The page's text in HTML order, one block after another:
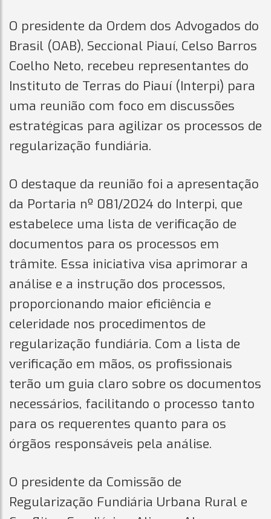
O presidente da Ordem dos Advogados do
Brasil (OAB), Seccional Piauí, Celso Barros
Coelho Neto, recebeu representantes do
Instituto de Terras do Piauí (Interpi) para
uma reunião com foco em discussões
estratégicas para agilizar os processos de
regularização fundiária.
O destaque da reunião foi a apresentação
da Portaria nº 081/2024 do Interpi, que
estabelece uma lista de verificação de
documentos para os processos em
trâmite. Essa iniciativa visa aprimorar a
análise e a instrução dos processos,
proporcionando maior eficiência e
celeridade nos procedimentos de
regularização fundiária. Com a lista de
verificação em mãos, os profissionais
terão um guia claro sobre os documentos
necessários, facilitando o processo tanto
para os requerentes quanto para os
órgãos responsáveis pela análise.
O presidente da Comissão de
Regularização Fundiária Urbana Rural e